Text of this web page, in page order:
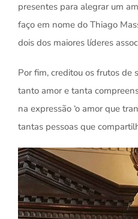
presentes para alegrar um
faço em nome do Thiago
dois dos maiores líderes
Por fim, creditou os frutos de
tanto amor e tanta
na expressão ‘o amor que
tantas pessoas que